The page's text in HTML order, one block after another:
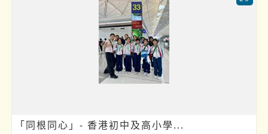
「同根同心」- 香港初中及高小學...